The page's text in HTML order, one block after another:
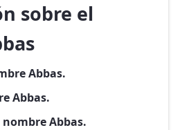
sobre el
Abbas.
Abbas.
Abbas.